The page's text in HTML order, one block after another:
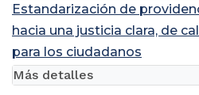
Estandarización de
hacia una justicia clara, de
para los ciudadanos
Más detalles